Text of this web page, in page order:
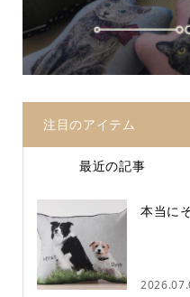
注目のアイテム
最近の記事
本当に